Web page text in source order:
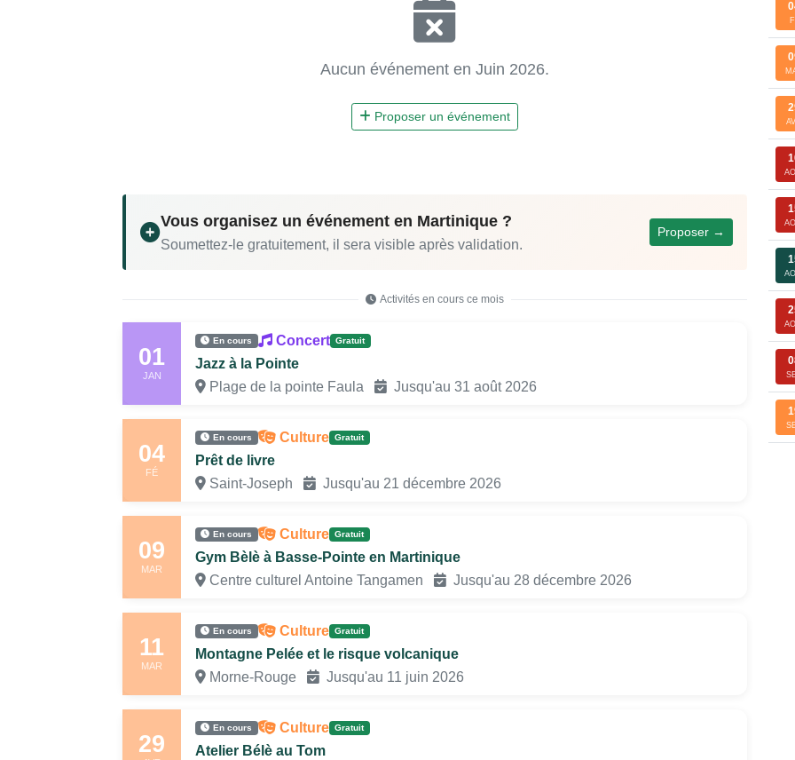
Aucun événement en Juin 2026.
Proposer un événement
Vous organisez un événement en Martinique ?
Soumettez-le gratuitement, il sera visible après validation.
Proposer →
Activités en cours ce mois
01
JAN
En cours Concert Gratuit
Jazz à la Pointe
Plage de la pointe Faula
Jusqu'au 31 août 2026
04
FÉ
En cours Culture Gratuit
Prêt de livre
Saint-Joseph
Jusqu'au 21 décembre 2026
09
MAR
En cours Culture Gratuit
Gym Bèlè à Basse-Pointe en Martinique
Centre culturel Antoine Tangamen
Jusqu'au 28 décembre 2026
11
MAR
En cours Culture Gratuit
Montagne Pelée et le risque volcanique
Morne-Rouge
Jusqu'au 11 juin 2026
29
En cours Culture Gratuit
Atelier Bélè au Tom